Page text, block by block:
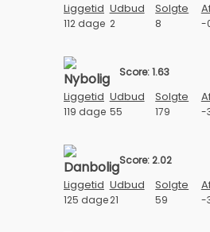
Liggetid Udbud Solgte
112 dage 2 8 -
Score: 1.63
Liggetid Udbud Solgte
119 dage 55 179 -
Score: 2.02
Liggetid Udbud Solgte
125 dage21 59 -